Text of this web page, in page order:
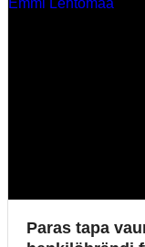
Paras tapa